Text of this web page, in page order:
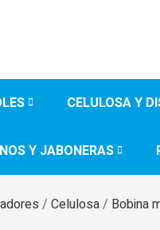
CELULOSA Y
Y JABONERAS
/ Celulosa/ Bobina